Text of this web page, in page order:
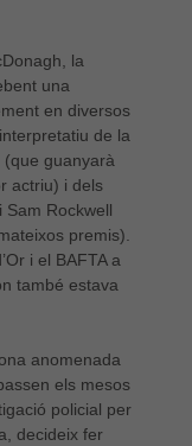
la
una
en diversos
de la
guanyarà
actriu) i dels
Rockwell
premis).
i el BAFTA a
també estava
anomenada
els mesos
policial per
decideix fer